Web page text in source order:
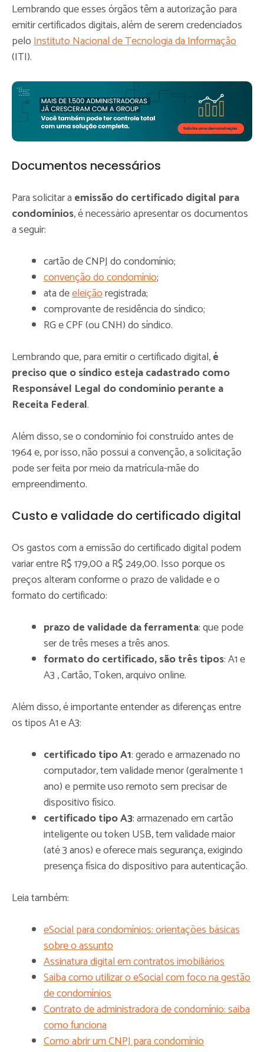
Lembrando que esses órgãos têm a autorização para
emitir certificados digitais, além de serem credenciados
peloInstituto Nacional de Tecnologia da Informação
(ITI).
Documentos necessários
Para solicitar a emissão do certificado digital para
condomínios, é necessário apresentar os documentos
a seguir:
cartão de CNPJ do condomínio;
convenção do condomínio;
ata deeleiçãoregistrada;
comprovante de residência do síndico;
RG e CPF (ou CNH) do síndico.
Lembrando que, para emitir o certificado digital,é
preciso que o síndico esteja cadastrado como
Responsável Legal do condomínio perante a
Receita Federal.
Além disso, se o condomínio foi construído antes de
1964 e, por isso, não possui a convenção, a solicitação
pode ser feita por meio da matrícula-mãe do
empreendimento.
Custo e validade do certificado digital
Os gastos com a emissão do certificado digital podem
variar entre R$ 179,00 a R$ 249,00. Isso porque os
preços alteram conforme o prazo de validade e o
formato do certificado:
prazo de validade da ferramenta: que pode
ser de três meses a três anos.
formato do certificado, são três tipos: A1 e
A3 , Cartão, Token, arquivo online.
Além disso, é importante entender as diferenças entre
os tipos A1 e A3:
certificado tipo A1: gerado e armazenado no
computador, tem validade menor (geralmente 1
ano) e permite uso remoto sem precisar de
dispositivo físico.
certificado tipo A3: armazenado em cartão
inteligente ou token USB, tem validade maior
(até 3 anos) e oferece mais segurança, exigindo
presença física do dispositivo para autenticação.
Leia também:
eSocial para condomínios: orientações básicas
sobre o assunto
Assinatura digital em contratos imobiliários
Saiba como utilizar o eSocial com foco na gestão
de condomínios
Contrato de administradora de condomínio: saiba
como funciona
Como abrir um CNPJ para condomínio